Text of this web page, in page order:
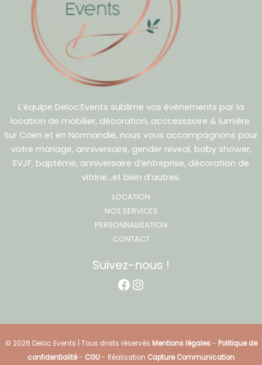
L’équipe Deloc’Events sublime vos évènements par la
location de mobilier, décoration, acccesssoire & lumière.
Sur Caen et en Normandie, nous vous accompagnons pour
votre mariage, anniversaire, gender reveal, baby shower,
EVJF, baptême, anniversaire d’entreprise, décoration de
vitrine…et bien d’autres.
LOCATION
NOS SERVICES
PERSONNALISATION
CONTACT
Suivez-nous !
Facebook
Instagram
© 2026 Deloc Events | Tous droits réservés Mentions légales- Politique de
confidentialité- CGU- Réalisation Capture Communication